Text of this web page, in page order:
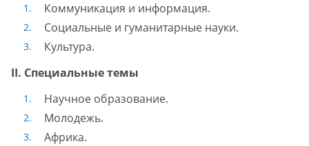
Коммуникация и информация.
Социальные и гуманитарные науки.
Культура.
II. Специальные темы
Научное образование.
Молодежь.
Африка.